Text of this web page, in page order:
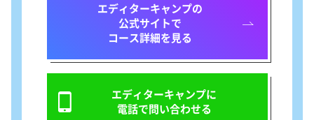
エディターキャンプの
公式サイトで
コース詳細を見る
エディターキャンプに
電話で問い合わせる